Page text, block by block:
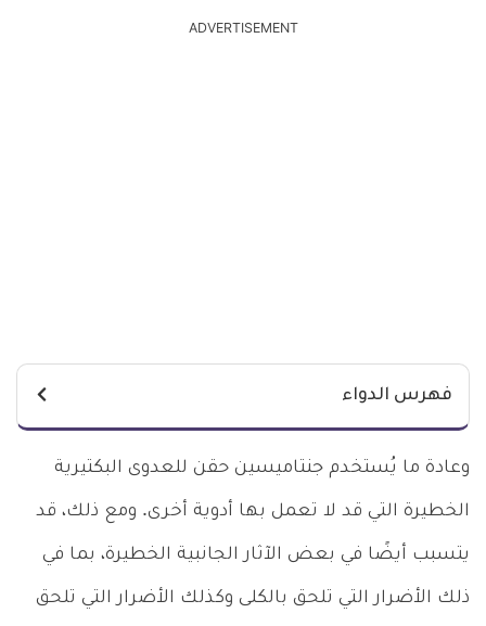
ADVERTISEMENT
فهرس الدواء
وعادة ما يُستخدم جنتاميسين حقن للعدوى البكتيرية
الخطيرة التي قد لا تعمل بها أدوية أخرى. ومع ذلك، قد
يتسبب أيضًا في بعض الآثار الجانبية الخطيرة، بما في
ذلك الأضرار التي تلحق بالكلى وكذلك الأضرار التي تلحق